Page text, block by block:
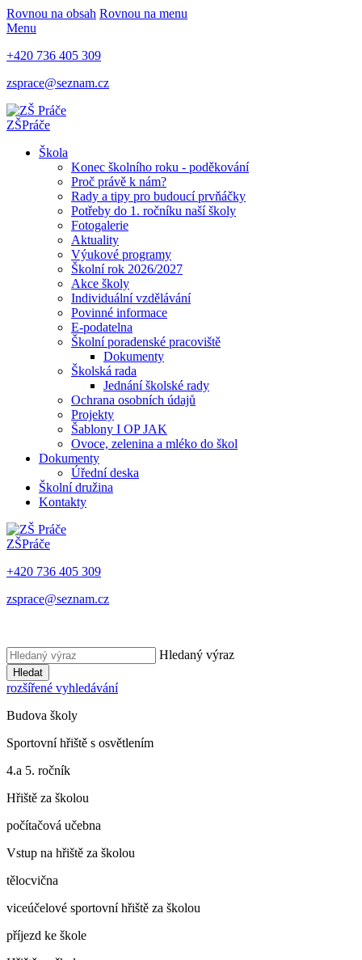
Rovnou na obsah Rovnou na menu
Menu
+420 736 405 309
zsprace@seznam.cz
ZŠPráče
Škola
Konec školního roku - poděkování
Proč právě k nám?
Rady a tipy pro budoucí prvňáčky
Potřeby do 1. ročníku naší školy
Fotogalerie
Aktuality
Výukové programy
Školní rok 2026/2027
Akce školy
Individuální vzdělávání
Povinné informace
E-podatelna
Školní poradenské pracoviště
Dokumenty
Školská rada
Jednání školské rady
Ochrana osobních údajů
Projekty
Šablony I OP JAK
Ovoce, zelenina a mléko do škol
Dokumenty
Úřední deska
Školní družina
Kontakty
ZŠPráče
+420 736 405 309
zsprace@seznam.cz
Hledaný výraz
Hledat
rozšířené vyhledávání
Budova školy
Sportovní hřiště s osvětlením
4.a 5. ročník
Hřiště za školou
počítačová učebna
Vstup na hřiště za školou
tělocvična
viceúčelové sportovní hřiště za školou
příjezd ke škole